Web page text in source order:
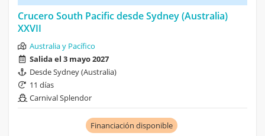
Crucero South Pacific desde Sydney (Australia)
XXVII
Australia y Pacífico
Salida el 3 mayo 2027
Desde Sydney (Australia)
11 días
Carnival Splendor
Financiación disponible